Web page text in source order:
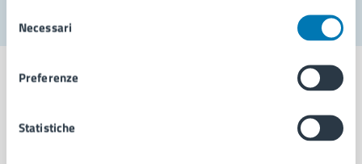
delNecessari
Preferenze
StatisticheComune di Napoli